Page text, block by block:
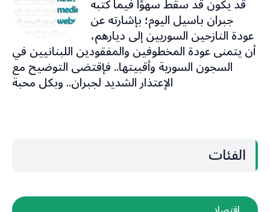
قد يكون قد سقط سهوًا فيما كتبه
جبران باسيل اليوم؛ بإشارته عن
عودة النازحين السوريين إلى ديارهم،
أن يتمنى عودة المخطوفين والمفقودين اللبنانيين في
السجون السورية وأقبيتها.. فإقتضى التوضيح مع
الإعتذار الشديد لجبران.. وبكل محبة
الفئات